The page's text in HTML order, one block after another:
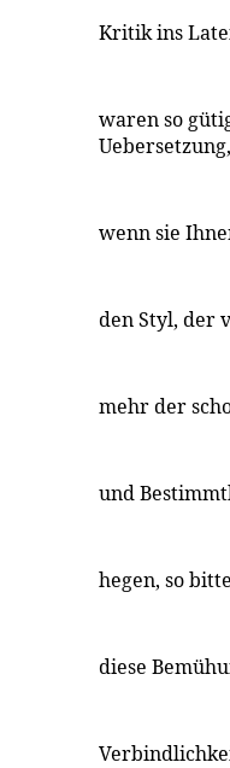
Kritik ins
waren so
Uebersetzung,
wenn sie
den Styl, der
mehr der
und
hegen, so
diese